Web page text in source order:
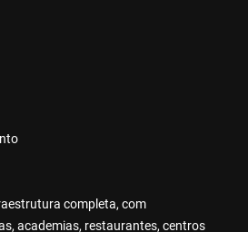
completa, com
academias, restaurantes, centros